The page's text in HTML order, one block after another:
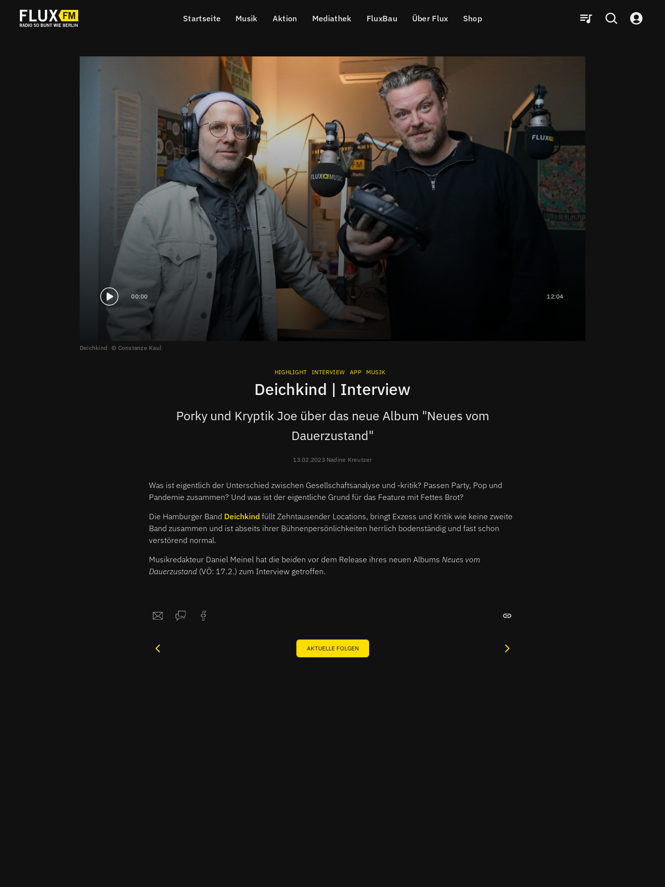
Startseite Musik Aktion Mediathek FluxBau Über Flux Shop
00:00 12:04
Deichkind Constanze Kaul
HIGHLIGHT INTERVIEW APP MUSIK
Deichkind | Interview
Porky und Kryptik Joe über das neue Album "Neues vom
Dauerzustand"
13.02.2023 Nadine Kreutzer
Was ist eigentlich der Unterschied zwischen Gesellschaftsanalyse und -kritik? Passen Party, Pop und
Pandemie zusammen? Und was ist der eigentliche Grund für das Feature mit Fettes Brot?
Die Hamburger Band Deichkind füllt Zehntausender Locations, bringt Exzess und Kritik wie keine zweite
Band zusammen und ist abseits ihrer Bühnenpersönlichkeiten herrlich bodenständig und fast schon
verstörend normal.
Musikredakteur Daniel Meinel hat die beiden vor dem Release ihres neuen Albums Neues vom
Dauerzustand (VÖ: 17.2.) zum Interview getroffen.
AKTUELLE FOLGEN